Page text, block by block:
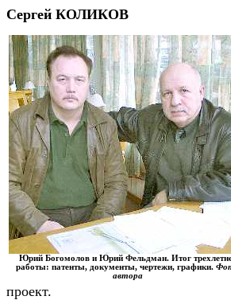
Сергей КОЛИКОВ
Юрий Богомолов и Юрий Фельдман. Итог
работы: патенты, документы, чертежи, графики.
автора
проект.